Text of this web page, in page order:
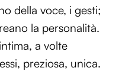
della voce, i gesti;
la personalità.
a volte
preziosa, unica.